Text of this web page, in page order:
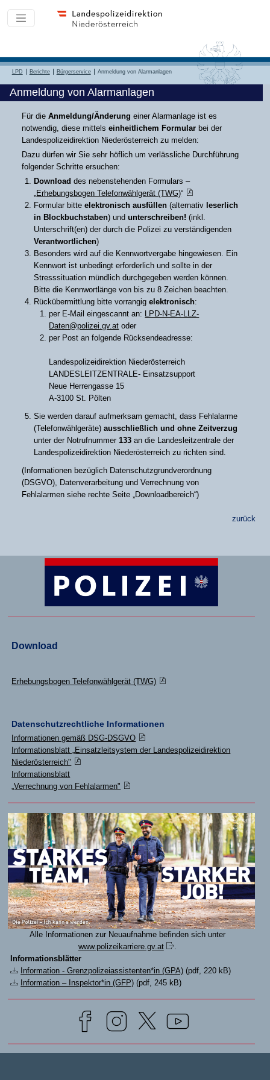
LPD Berichte Bürgerservice Anmeldung von Alarmanlagen
Anmeldung von Alarmanlagen
Für die Anmeldung/Änderung einer Alarmanlage ist es
notwendig, diese mittels einheitlichem Formularbei der
Landespolizeidirektion Niederösterreich zu melden:
Dazu dürfen wir Sie sehr höflich um verlässliche Durchführung
folgender Schritte ersuchen:
Download des nebenstehenden Formulars –
„Erhebungsbogen Telefonwählgerät (TWG)“
Formular bitteelektronisch ausfüllen (alternativ leserlich
in Blockbuchstaben) undunterschreiben! (inkl.
Unterschrift(en) der durch die Polizei zu verständigenden
Verantwortlichen)
Besonders wird auf die Kennwortvergabe hingewiesen. Ein
Kennwort ist unbedingt erforderlich und sollte in der
Stresssituation mündlich durchgegeben werden können.
Bitte die Kennwortlänge von bis zu 8 Zeichen beachten.
Rückübermittlung bitte vorrangigelektronisch:
per E-Mail eingescannt an: LPD-N-EA-LLZ-
Daten@polizei.gv.at oder
per Post an folgende Rücksendeadresse:
Landespolizeidirektion Niederösterreich
LANDESLEITZENTRALE- Einsatzsupport
Neue Herrengasse 15
A-3100 St. Pölten
Sie werden darauf aufmerksam gemacht, dass Fehlalarme
(Telefonwählgeräte)ausschließlich und ohne Zeitverzug
unter der Notrufnummer133 an die Landesleitzentrale der
Landespolizeidirektion Niederösterreich zu richten sind.
(Informationen bezüglich Datenschutzgrundverordnung
(DSGVO), Datenverarbeitung und Verrechnung von
Fehlalarmen siehe rechte Seite „Downloadbereich“)
zurück
Download
Erhebungsbogen Telefonwählgerät (TWG)
Datenschutzrechtliche Informationen
Informationen gemäß DSG-DSGVO
Informationsblatt „Einsatzleitsystem der Landespolizeidirektion
Niederösterreich"
Informationsblatt
„Verrechnung von Fehlalarmen"
Alle Informationen zur Neuaufnahme befinden sich unter
www.polizeikarriere.gv.at
.
Informationsblätter
Information - Grenzpolizeiassistenten*in (GPA) (pdf, 220 kB)
Information – Inspektor*in (GFP) (pdf, 245 kB)